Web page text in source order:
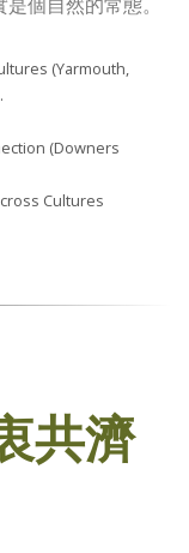
(Yarmouth,
(Downers
Cultures
共濟